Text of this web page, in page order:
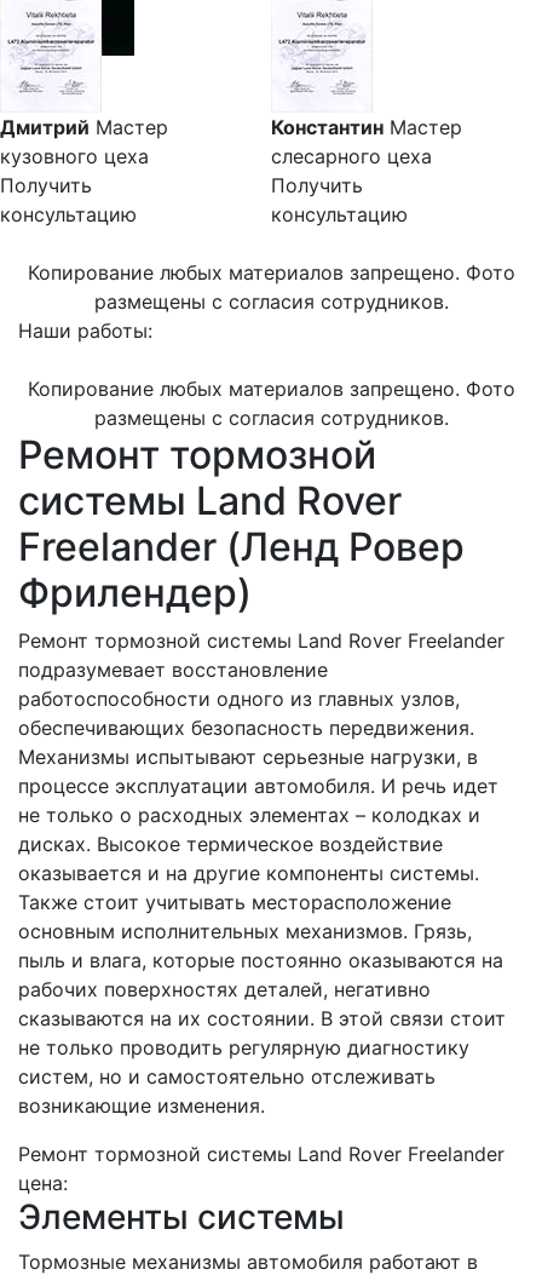
Дмитрий Мастер
кузовного цеха
Получить
консультацию
Константин Мастер
слесарного цеха
Получить
консультацию
Копирование любых материалов запрещено. Фото
размещены с согласия сотрудников.
Наши работы:
Копирование любых материалов запрещено. Фото
размещены с согласия сотрудников.
Ремонт тормозной
системы Land Rover
Freelander (Ленд Ровер
Фрилендер)
Ремонт тормозной системы Land Rover Freelander
подразумевает восстановление
работоспособности одного из главных узлов,
обеспечивающих безопасность передвижения.
Механизмы испытывают серьезные нагрузки, в
процессе эксплуатации автомобиля. И речь идет
не только о расходных элементах – колодках и
дисках. Высокое термическое воздействие
оказывается и на другие компоненты системы.
Также стоит учитывать месторасположение
основным исполнительных механизмов. Грязь,
пыль и влага, которые постоянно оказываются на
рабочих поверхностях деталей, негативно
сказываются на их состоянии. В этой связи стоит
не только проводить регулярную диагностику
систем, но и самостоятельно отслеживать
возникающие изменения.
Ремонт тормозной системы Land Rover Freelander
цена:
Элементы системы
Тормозные механизмы автомобиля работают в